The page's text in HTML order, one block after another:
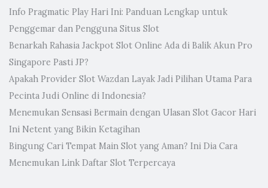
Info Pragmatic Play Hari Ini: Panduan Lengkap untuk
Penggemar dan Pengguna Situs Slot
Benarkah Rahasia Jackpot Slot Online Ada di Balik Akun Pro
Singapore Pasti JP?
Apakah Provider Slot Wazdan Layak Jadi Pilihan Utama Para
Pecinta Judi Online di Indonesia?
Menemukan Sensasi Bermain dengan Ulasan Slot Gacor Hari
Ini Netent yang Bikin Ketagihan
Bingung Cari Tempat Main Slot yang Aman? Ini Dia Cara
Menemukan Link Daftar Slot Terpercaya